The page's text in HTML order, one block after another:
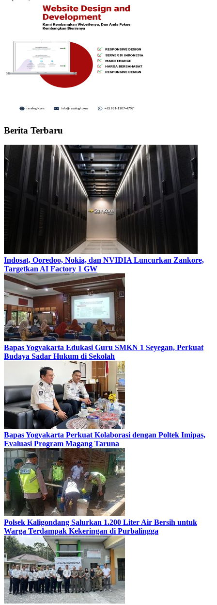
Berita Terbaru
Indosat, Ooredoo, Nokia, dan NVIDIA Luncurkan Zankore,
Targetkan AI Factory 1 GW
Bapas Yogyakarta Edukasi Guru SMKN 1 Seyegan, Perkuat
Budaya Sadar Hukum di Sekolah
Bapas Yogyakarta Perkuat Kolaborasi dengan Poltek Imipas,
Evaluasi Program Magang Taruna
Polsek Kaligondang Salurkan 1.200 Liter Air Bersih untuk
Warga Terdampak Kekeringan di Purbalingga